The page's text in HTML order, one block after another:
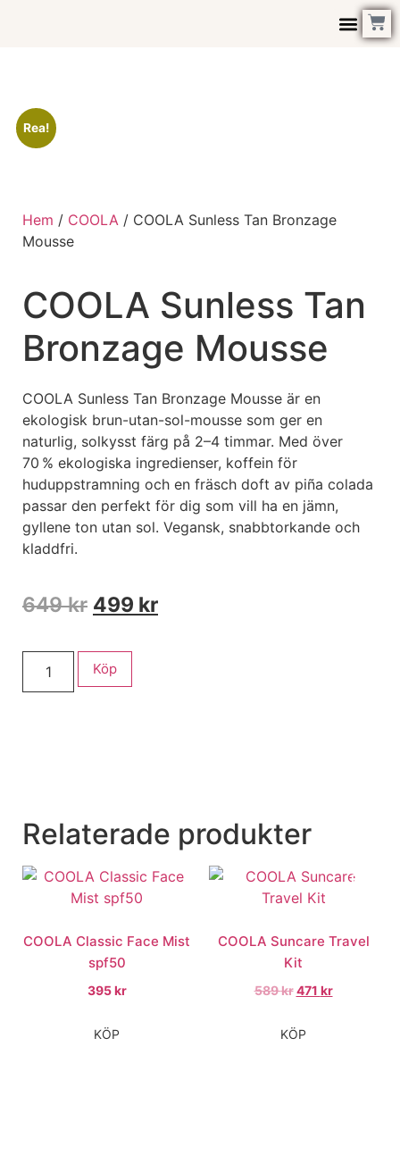
Rea!
Hem / COOLA / COOLA Sunless Tan Bronzage
Mousse
COOLA Sunless Tan
Bronzage Mousse
COOLA Sunless Tan Bronzage Mousse är en
ekologisk brun-utan-sol-mousse som ger en
naturlig, solkysst färg på 2–4 timmar. Med över
70 % ekologiska ingredienser, koffein för
huduppstramning och en fräsch doft av piña colada
passar den perfekt för dig som vill ha en jämn,
gyllene ton utan sol. Vegansk, snabbtorkande och
kladdfri.
649kr 499 kr
Köp
Relaterade produkter
COOLA Classic Face Mist
spf50
395kr
KÖP
Rea!
COOLA Suncare Travel
Kit
589kr 471 kr
KÖP